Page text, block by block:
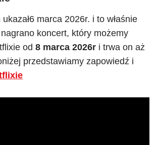
marca 2026r. i to właśnie
koncert, który możemy
od 8 marca 2026r i trwa on aż
przedstawiamy zapowiedź i